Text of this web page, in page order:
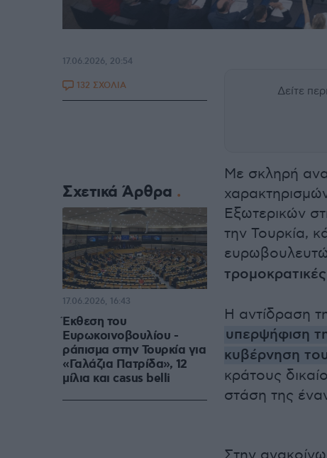
Δείτε
Με σκληρή
Εξωτερικών
την Τουρκία,
Η αντίδραση
υπερψήφιση
κυβέρνηση
κράτους
στάση της
17.06.2026, 20:54
132 ΣΧΟΛΙΑ
Σχετικά Άρθρα
Έκθεση του
Ευρωκοινοβουλίου -
ράπισμα στην Τουρκία για
«Γαλάζια Πατρίδα», 12
μίλια και casus belli
17.06.2026, 16:43